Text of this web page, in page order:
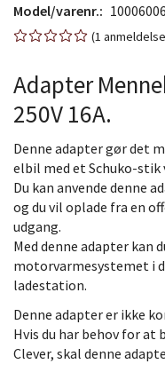
Model/varenr.:
1
Adapter
250V 16A.
Denne adapter gør det
elbil med et Schuko-stik
Du kan anvende denne
og du vil oplade fra en
udgang.
Med denne adapter kan
motorvarmesystemet i
ladestation.
Denne adapter er ikke
Hvis du har behov for
Clever, skal denne